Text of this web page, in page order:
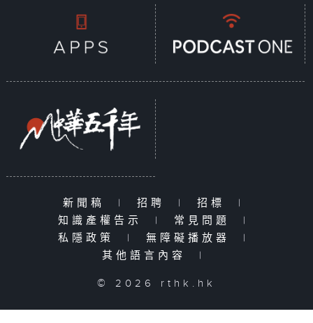
新聞稿 | 招聘 | 招標
|
知識產權告示
| 常見問題
|
私隱政策
| 無障礙播放器
|
其他語言內容
|
© 2026 rthk.hk